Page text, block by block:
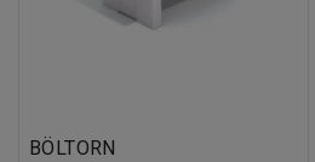
BÖLTORN